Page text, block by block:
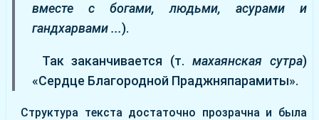
вместе с богами, людьми, асурами и
гандхарвами ...).
Так заканчивается (т.махаянская сутра)
«Сердце Благородной Праджняпарамиты».
Структура текста достаточно прозрачна и была